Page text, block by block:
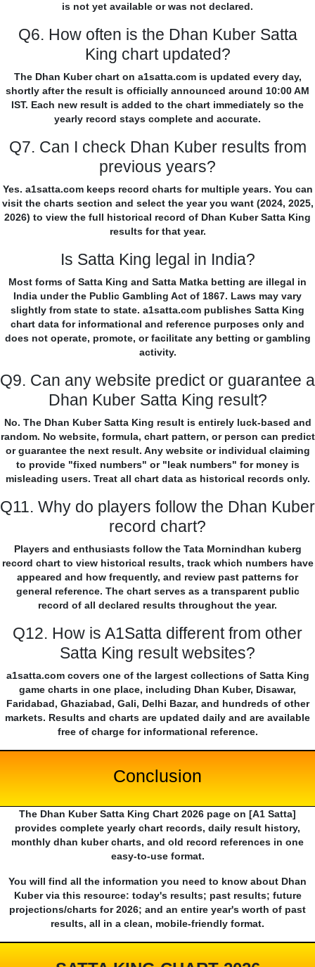
is not yet available or was not declared.
Q6. How often is the Dhan Kuber Satta
King chart updated?
The Dhan Kuber chart on a1satta.com is updated every day,
shortly after the result is officially announced around 10:00 AM
IST. Each new result is added to the chart immediately so the
yearly record stays complete and accurate.
Q7. Can I check Dhan Kuber results from
previous years?
Yes. a1satta.com keeps record charts for multiple years. You can
visit the charts section and select the year you want (2024, 2025,
2026) to view the full historical record of Dhan Kuber Satta King
results for that year.
Is Satta King legal in India?
Most forms of Satta King and Satta Matka betting are illegal in
India under the Public Gambling Act of 1867. Laws may vary
slightly from state to state. a1satta.com publishes Satta King
chart data for informational and reference purposes only and
does not operate, promote, or facilitate any betting or gambling
activity.
Q9. Can any website predict or guarantee a
Dhan Kuber Satta King result?
No. The Dhan Kuber Satta King result is entirely luck-based and
random. No website, formula, chart pattern, or person can predict
or guarantee the next result. Any website or individual claiming
to provide "fixed numbers" or "leak numbers" for money is
misleading users. Treat all chart data as historical records only.
Q11. Why do players follow the Dhan Kuber
record chart?
Players and enthusiasts follow the Tata Mornindhan kuberg
record chart to view historical results, track which numbers have
appeared and how frequently, and review past patterns for
general reference. The chart serves as a transparent public
record of all declared results throughout the year.
Q12. How is A1Satta different from other
Satta King result websites?
a1satta.com covers one of the largest collections of Satta King
game charts in one place, including Dhan Kuber, Disawar,
Faridabad, Ghaziabad, Gali, Delhi Bazar, and hundreds of other
markets. Results and charts are updated daily and are available
free of charge for informational reference.
Conclusion
The Dhan Kuber Satta King Chart 2026 page on [A1 Satta]
provides complete yearly chart records, daily result history,
monthly dhan kuber charts, and old record references in one
easy-to-use format.
You will find all the information you need to know about Dhan
Kuber via this resource: today's results; past results; future
projections/charts for 2026; and an entire year's worth of past
results, all in a clean, mobile-friendly format.